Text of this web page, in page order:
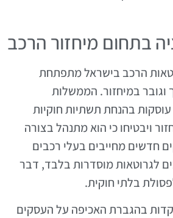
בתחום מיחזור הרכב
הרכב בישראל מתפתחת
וגובר במיחזור. הממשלות
עוסקות בהנחת תשתיות חוקיות
ויבטיחו כי הוא מתנהל בצורה
חדשים מחייבים בעלי רכבים
לגרוטאות מוסדרות בלבד, דבר
בלתי חוקית.
בהגברת האכיפה על העסקים